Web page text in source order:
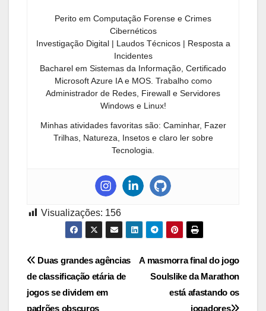
Perito em Computação Forense e Crimes
Cibernéticos
Investigação Digital | Laudos Técnicos | Resposta a
Incidentes
Bacharel em Sistemas da Informação, Certificado
Microsoft Azure IA e MOS. Trabalho como
Administrador de Redes, Firewall e Servidores
Windows e Linux!
Minhas atividades favoritas são: Caminhar, Fazer
Trilhas, Natureza, Insetos e claro ler sobre
Tecnologia.
Visualizações: 156
Navegação
de
A masmorra final do jogo
Soulslike da Marathon
está afastando os
jogadores
Duas grandes agências
de classificação etária de
jogos se dividem em
padrões obscuros